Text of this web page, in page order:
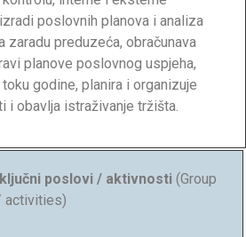
poslovnih planova i analiza
zaradu preduzeća, obračunava
planove poslovnog uspjeha,
godine, planira i organizuje
i obavlja istraživanje tržišta.
poslovi / aktivnosti (Group
activities)